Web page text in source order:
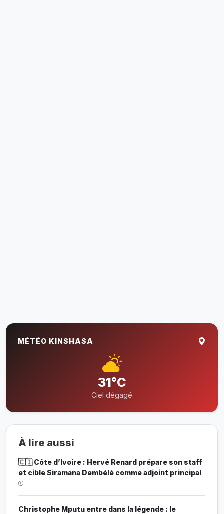
MÉTÉO KINSHASA
31°C
Ciel dégagé
À lire aussi
🇨🇮 Côte d’Ivoire : Hervé Renard prépare son staff
et cible Siramana Dembélé comme adjoint principal
Christophe Mputu entre dans la légende : le